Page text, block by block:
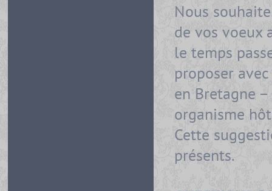
Nous
de vos voeux
le temps
proposer
en Bretagne
organisme
Cette
présents.